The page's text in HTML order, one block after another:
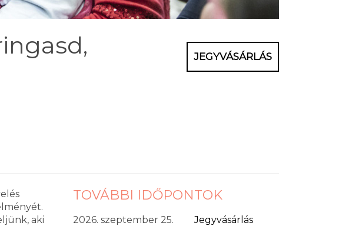
JEGYVÁSÁRLÁS
aki
TOVÁBBI IDŐPONTOK
2026. szeptember 25.
Jegyvásárlás